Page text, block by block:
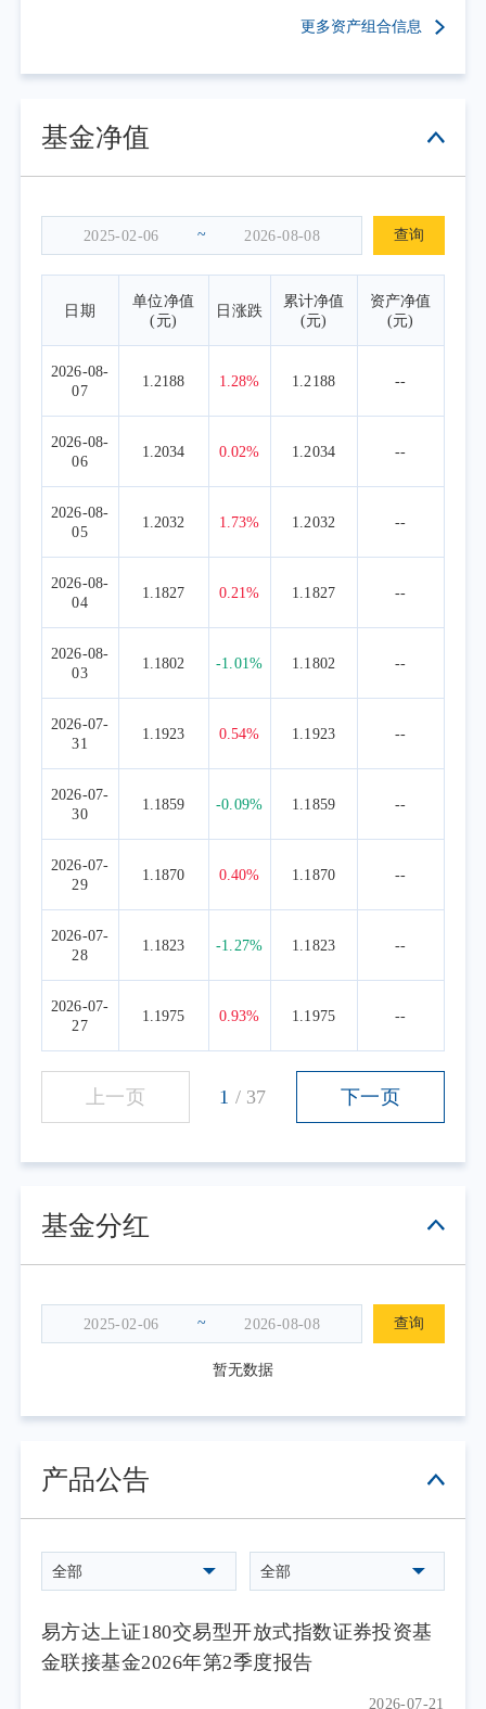
更多资产组合信息
基金净值
~ 查询
日期
单位净值
(元)
日涨跌
累计净值
(元)
资产净值
(元)
2026-08-
07
1.2188 1.28% 1.2188 --
2026-08-
06
1.2034 0.02% 1.2034 --
2026-08-
05
1.2032 1.73% 1.2032 --
2026-08-
04
1.1827 0.21% 1.1827 --
2026-08-
03
1.1802 -1.01% 1.1802 --
2026-07-
31
1.1923 0.54% 1.1923 --
2026-07-
30
1.1859 -0.09% 1.1859 --
2026-07-
29
1.1870 0.40% 1.1870 --
2026-07-
28
1.1823 -1.27% 1.1823 --
2026-07-
27
1.1975 0.93% 1.1975 --
上一页 1 / 37 下一页
基金分红
~ 查询
暂无数据
产品公告
全部 全部
易方达上证180交易型开放式指数证券投资基
金联接基金2026年第2季度报告
2026-07-21